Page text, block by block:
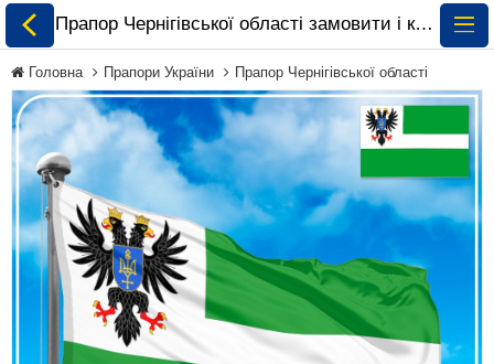
Всі Прапори
Прапори України
Прапори Світу за
Континентами
Прапор Чернігівської області замовити і купити 🏁 ePrapor.com.ua
Головна Прапори України Прапор Чернігівської області